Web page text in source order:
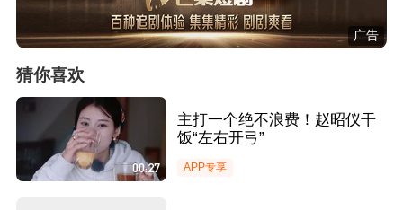
广告
猜你喜欢
00:27
主打一个绝不浪费！赵昭仪干
饭“左右开弓”
APP专享